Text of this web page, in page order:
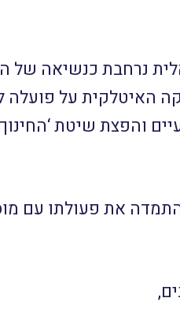
והפצת שיטת
את פעולתו עם